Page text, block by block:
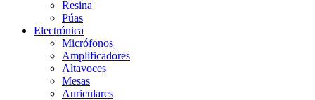
Resina
Púas
Electrónica
Micrófonos
Amplificadores
Altavoces
Mesas
Auriculares